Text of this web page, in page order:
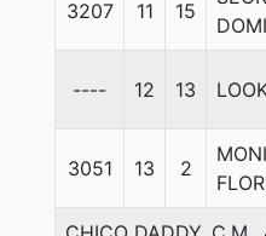
3207 11 15
---- 12 13
3051 13 2